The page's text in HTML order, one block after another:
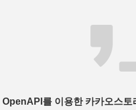
OpenAPI를 이용한 카카오스토